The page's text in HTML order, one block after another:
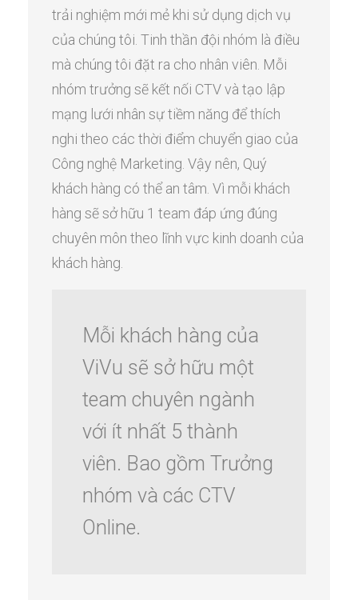
trải nghiệm mới mẻ khi sử dụng dịch vụ
của chúng tôi. Tinh thần đội nhóm là điều
mà chúng tôi đặt ra cho nhân viên. Mỗi
nhóm trưởng sẽ kết nối CTV và tạo lập
mạng lưới nhân sự tiềm năng để thích
nghi theo các thời điểm chuyển giao của
Công nghệ Marketing. Vậy nên, Quý
khách hàng có thể an tâm. Vì mỗi khách
hàng sẽ sở hữu 1 team đáp ứng đúng
chuyên môn theo lĩnh vực kinh doanh của
khách hàng.
Mỗi khách hàng của
ViVu sẽ sở hữu một
team chuyên ngành
với ít nhất 5 thành
viên. Bao gồm Trưởng
nhóm và các CTV
Online.